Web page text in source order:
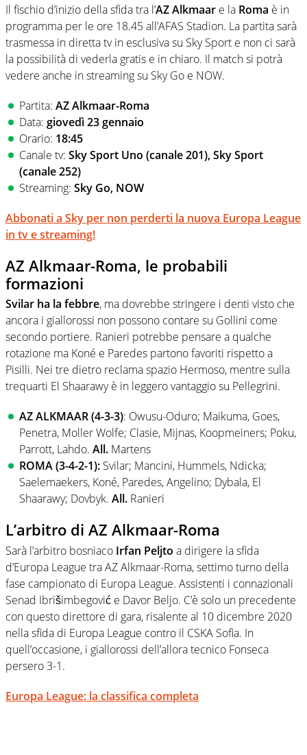
Il fischio d’inizio della sfida tra l’AZ Alkmaar e la Roma è in
programma per le ore 18.45 all’AFAS Stadion. La partita sarà
trasmessa in diretta tv in esclusiva su Sky Sport e non ci sarà
la possibilità di vederla gratis e in chiaro. Il match si potrà
vedere anche in streaming su Sky Go e NOW.
Partita: AZ Alkmaar-Roma
Data: giovedì 23 gennaio
Orario: 18:45
Canale tv: Sky Sport Uno (canale 201), Sky Sport
(canale 252)
Streaming: Sky Go, NOW
Abbonati a Sky per non perderti la nuova Europa League
in tv e streaming!
AZ Alkmaar-Roma, le probabili
formazioni
Svilar ha la febbre, ma dovrebbe stringere i denti visto che
ancora i giallorossi non possono contare su Gollini come
secondo portiere. Ranieri potrebbe pensare a qualche
rotazione ma Koné e Paredes partono favoriti rispetto a
Pisilli. Nei tre dietro reclama spazio Hermoso, mentre sulla
trequarti El Shaarawy è in leggero vantaggio su Pellegrini.
AZ ALKMAAR (4-3-3): Owusu-Oduro; Maikuma, Goes,
Penetra, Moller Wolfe; Clasie, Mijnas, Koopmeiners; Poku,
Parrott, Lahdo. All. Martens
ROMA (3-4-2-1): Svilar; Mancini, Hummels, Ndicka;
Saelemaekers, Koné, Paredes, Angelino; Dybala, El
Shaarawy; Dovbyk. All. Ranieri
L’arbitro di AZ Alkmaar-Roma
Sarà l’arbitro bosniaco Irfan Peljto a dirigere la sfida
d’Europa League tra AZ Alkmaar-Roma, settimo turno della
fase campionato di Europa League. Assistenti i connazionali
Senad Ibrišimbegović e Davor Beljo. C’è solo un precedente
con questo direttore di gara, risalente al 10 dicembre 2020
nella sfida di Europa League contro il CSKA Sofia. In
quell’occasione, i giallorossi dell’allora tecnico Fonseca
persero 3-1.
Europa League: la classifica completa